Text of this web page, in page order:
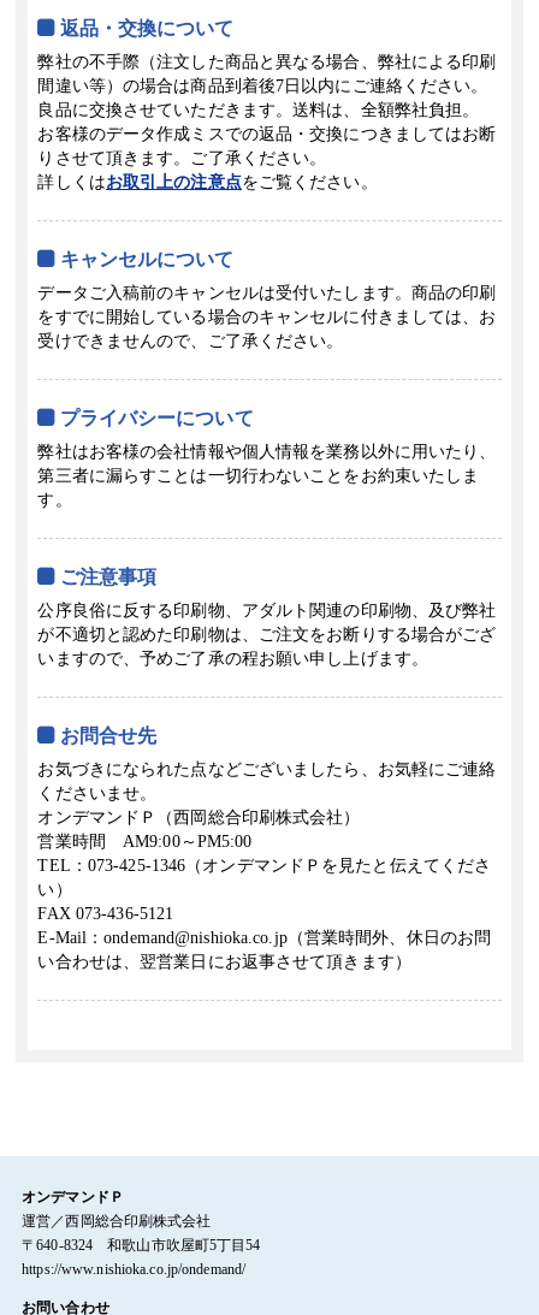
返品・交換について
弊社の不手際（注文した商品と異なる場合、弊社による印刷
間違い等）の場合は商品到着後7日以内にご連絡ください。
良品に交換させていただきます。送料は、全額弊社負担。
お客様のデータ作成ミスでの返品・交換につきましてはお断
りさせて頂きます。ご了承ください。
詳しくはお取引上の注意点をご覧ください。
キャンセルについて
データご入稿前のキャンセルは受付いたします。商品の印刷
をすでに開始している場合のキャンセルに付きましては、お
受けできませんので、ご了承ください。
プライバシーについて
弊社はお客様の会社情報や個人情報を業務以外に用いたり、
第三者に漏らすことは一切行わないことをお約束いたしま
す。
ご注意事項
公序良俗に反する印刷物、アダルト関連の印刷物、及び弊社
が不適切と認めた印刷物は、ご注文をお断りする場合がござ
いますので、予めご了承の程お願い申し上げます。
お問合せ先
お気づきになられた点などございましたら、お気軽にご連絡
くださいませ。
オンデマンドＰ（西岡総合印刷株式会社）
営業時間 AM9:00～PM5:00
TEL：073-425-1346（オンデマンドＰを見たと伝えてくださ
い）
FAX 073-436-5121
E-Mail：ondemand@nishioka.co.jp（営業時間外、休日のお問
い合わせは、翌営業日にお返事させて頂きます）
オンデマンドＰ
運営／西岡総合印刷株式会社
〒640-8324 和歌山市吹屋町5丁目54
https://www.nishioka.co.jp/ondemand/
お問い合わせ